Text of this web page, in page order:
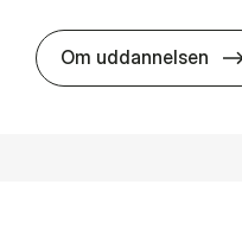
Om uddannelsen